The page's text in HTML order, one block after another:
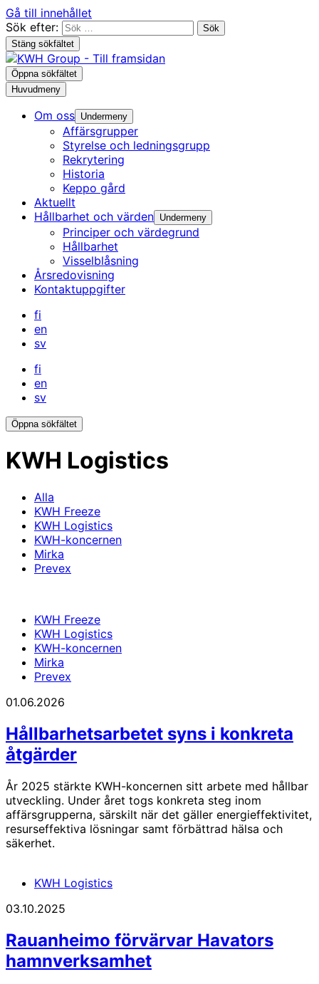
Gå till innehållet
Sök efter:
Stäng sökfältet
Öppna sökfältet
Huvudmeny
Om oss Undermeny
Affärsgrupper
Styrelse och ledningsgrupp
Rekrytering
Historia
Keppo gård
Aktuellt
Hållbarhet och värden Undermeny
Principer och värdegrund
Hållbarhet
Visselblåsning
Årsredovisning
Kontaktuppgifter
fi
en
sv
fi
en
sv
Öppna sökfältet
KWH Logistics
Alla
KWH Freeze
KWH Logistics
KWH-koncernen
Mirka
Prevex
KWH Freeze
KWH Logistics
KWH-koncernen
Mirka
Prevex
01.06.2026
Hållbarhetsarbetet syns i konkreta
åtgärder
År 2025 stärkte KWH-koncernen sitt arbete med hållbar
utveckling. Under året togs konkreta steg inom
affärsgrupperna, särskilt när det gäller energieffektivitet,
resurseffektiva lösningar samt förbättrad hälsa och
säkerhet.
KWH Logistics
03.10.2025
Rauanheimo förvärvar Havators
hamnverksamhet